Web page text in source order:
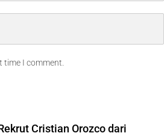
time I comment.
Cristian Orozco dari